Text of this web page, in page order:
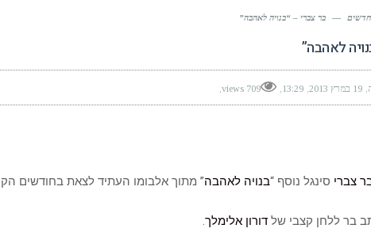
חדשים — בר צברי – “בנויה לאהבה”
לאהבה”
19 במרץ 2013 13:29
709 views
צברי סינגל נוסף “בנויה לאהבה” מתוך אלבומו העתיד לצאת בחודשים
בר ללחן קצבי של דורון אלימלך.